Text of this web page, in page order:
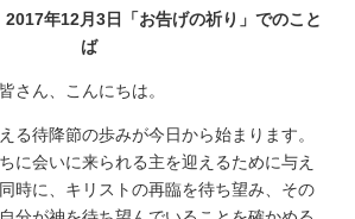
年12月3日「お告げの祈り」でのこと
ば
さん、こんにちは。
る待降節の歩みが今日から始まります。
に会いに来られる主を迎えるために与え
時に、キリストの再臨を待ち望み、その